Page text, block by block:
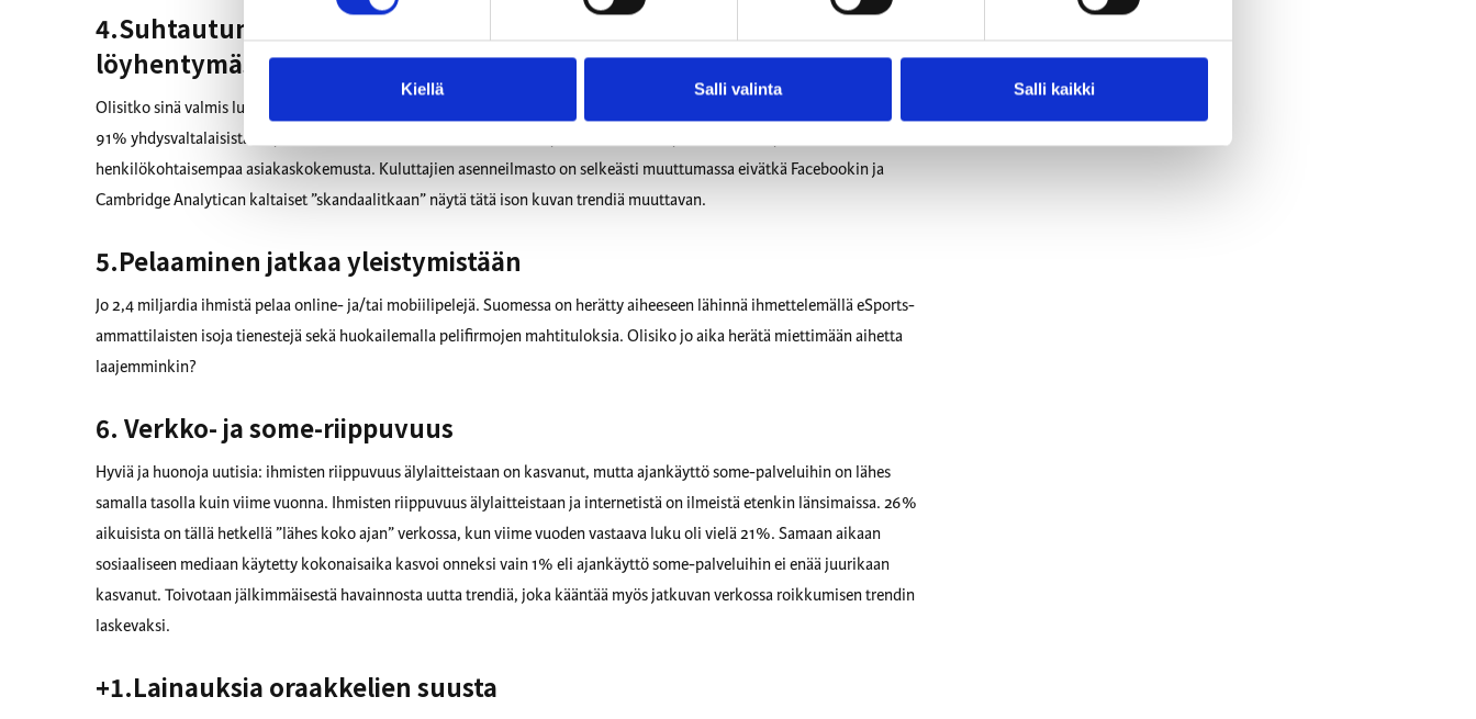
Kiellä Salli valinta Salli kaikki
4.Suhtautuminen henkilökohtaisen datan luovuttamiseen
löyhentymässä
Olisitko sinä valmis luovuttamaan dataa itsestäsi vastineeksi kohdennetuista eduista tai paremmin osuvista suosituksista?
91% yhdysvaltalaisista on ja se on todella korkea luku. Lisäksi 74% jenkeistä suostuu jakamaan tietojansa saadakseen
henkilökohtaisempaa asiakaskokemusta. Kuluttajien asenneilmasto on selkeästi muuttumassa eivätkä Facebookin ja
Cambridge Analytican kaltaiset ”skandaalitkaan” näytä tätä ison kuvan trendiä muuttavan.
5.Pelaaminen jatkaa yleistymistään
Jo 2,4 miljardia ihmistä pelaa online- ja/tai mobiilipelejä. Suomessa on herätty aiheeseen lähinnä ihmettelemällä eSports-
ammattilaisten isoja tienestejä sekä huokailemalla pelifirmojen mahtituloksia. Olisiko jo aika herätä miettimään aihetta
laajemminkin?
6. Verkko- ja some-riippuvuus
Hyviä ja huonoja uutisia: ihmisten riippuvuus älylaitteistaan on kasvanut, mutta ajankäyttö some-palveluihin on lähes
samalla tasolla kuin viime vuonna. Ihmisten riippuvuus älylaitteistaan ja internetistä on ilmeistä etenkin länsimaissa. 26%
aikuisista on tällä hetkellä ”lähes koko ajan” verkossa, kun viime vuoden vastaava luku oli vielä 21%. Samaan aikaan
sosiaaliseen mediaan käytetty kokonaisaika kasvoi onneksi vain 1% eli ajankäyttö some-palveluihin ei enää juurikaan
kasvanut. Toivotaan jälkimmäisestä havainnosta uutta trendiä, joka kääntää myös jatkuvan verkossa roikkumisen trendin
laskevaksi.
+1.Lainauksia oraakkelien suusta